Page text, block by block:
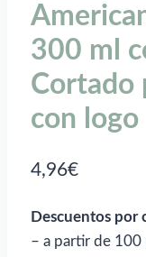
300 ml
Cortado
con logo
4,96€
Descuentos por
– a partir de 100